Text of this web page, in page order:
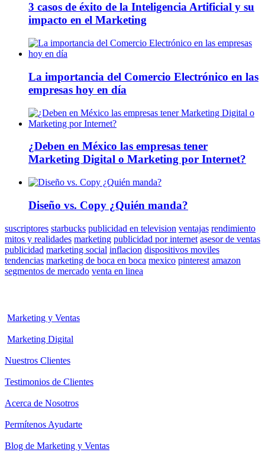
3 casos de éxito de la Inteligencia Artificial y su
impacto en el Marketing
La importancia del Comercio Electrónico en las
empresas hoy en día
¿Deben en México las empresas tener
Marketing Digital o Marketing por Internet?
Diseño vs. Copy ¿Quién manda?
suscriptores starbucks publicidad en television ventajas rendimiento
mitos y realidades marketing publicidad por internet asesor de ventas
publicidad marketing social inflacion dispositivos moviles
tendencias marketing de boca en boca mexico pinterest amazon
segmentos de mercado venta en linea
Marketing y Ventas
Marketing Digital
Nuestros Clientes
Testimonios de Clientes
Acerca de Nosotros
Permítenos Ayudarte
Blog de Marketing y Ventas